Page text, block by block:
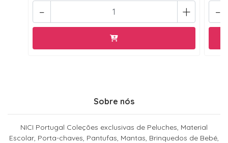
+
- -
Sobre nós
NICI Portugal Coleções exclusivas de Peluches, Material
Escolar, Porta-chaves, Pantufas, Mantas, Brinquedos de Bebé,